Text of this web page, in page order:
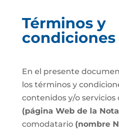
Términos y
condiciones
En el presente
los términos y
contenidos y/o servicios
(página Web de la
comodatario (nombre